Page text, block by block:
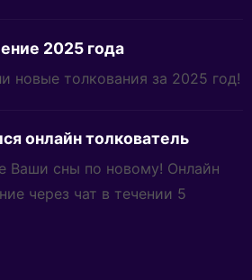
2025 года
новые толкования за 2025 год!
онлайн толкователь
Ваши сны по новому! Онлайн
через чат в течении 5